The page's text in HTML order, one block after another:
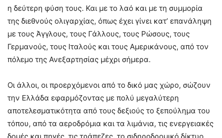
η δεύτερη φύση τους. Και με το λαό και με τη συμμορία
της διεθνούς ολιγαρχίας, όπως έχει γίνει κατ’ επανάληψη
με τους Άγγλους, τους Γάλλους, τους Ρώσους, τους
Γερμανούς, τους Ιταλούς και τους Αμερικάνους, από τον
πόλεμο της Ανεξαρτησίας μέχρι σήμερα.
Οι άλλοι, οι προερχόμενοι από το δικό μας χώρο, σώζουν
την Ελλάδα εφαρμόζοντας με πολύ μεγαλύτερη
αποτελεσματικότητα από τους δεξιούς το ξεπούλημα του
τόπου, από τα αεροδρόμια και τα λιμάνια, τις ενεργειακές